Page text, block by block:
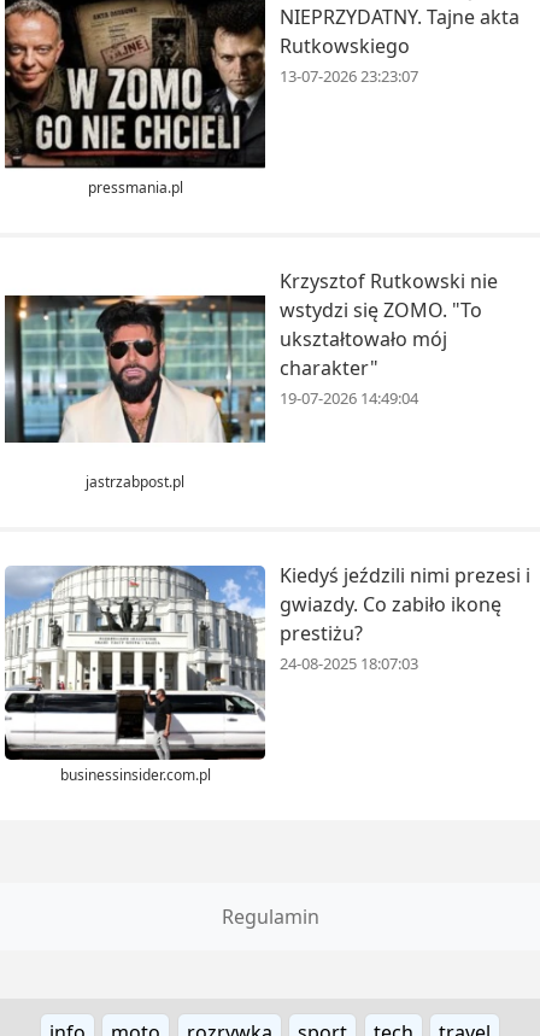
pressmania.pl
NIEPRZYDATNY. Tajne akta
Rutkowskiego
13-07-2026 23:23:07
jastrzabpost.pl
Krzysztof Rutkowski nie
wstydzi się ZOMO. "To
ukształtowało mój
charakter"
19-07-2026 14:49:04
businessinsider.com.pl
Kiedyś jeździli nimi prezesi i
gwiazdy. Co zabiło ikonę
prestiżu?
24-08-2025 18:07:03
Regulamin